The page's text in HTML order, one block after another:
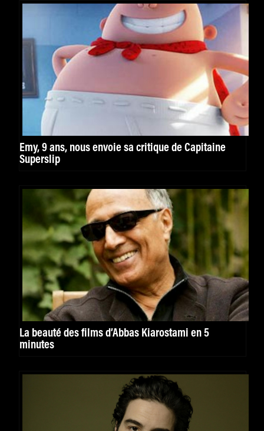
Emy, 9 ans, nous envoie sa critique de Capitaine
Superslip
La beauté des films d’Abbas Kiarostami en 5
minutes